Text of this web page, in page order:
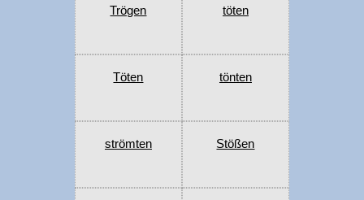
Trögen töten
Töten tönten
strömten Stößen